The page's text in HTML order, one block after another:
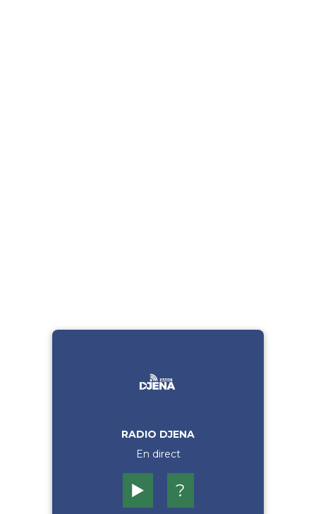
RADIO DJENA
En direct
▶️ ?